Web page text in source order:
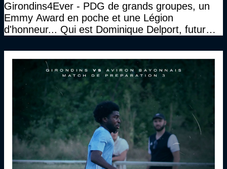
Girondins4Ever - PDG de grands groupes, un
Emmy Award en poche et une Légion
d'honneur... Qui est Dominique Delport, futur